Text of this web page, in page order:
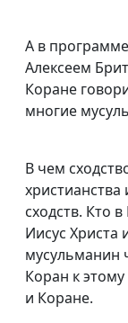
А в
Алексеем
Коране
многие
В чем
сходств. Кто
Иисус
мусульманин
Коран к
и Коране.